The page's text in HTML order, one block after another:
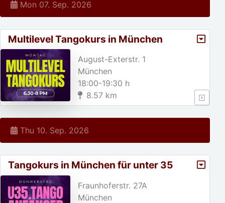
Mon 07. Sep. 2026
Multilevel Tangokurs in München
August-Exterstr. 1
München
18:00-19:30 h
8.57 km
Thu 10. Sep. 2026
Tangokurs in München für unter 35
jährige!
Fraunhoferstr. 27A
München